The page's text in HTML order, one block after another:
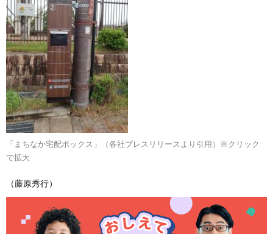
「まちなか宅配ボックス」（各社プレスリリースより引用）※クリック
で拡大
（藤原秀行）